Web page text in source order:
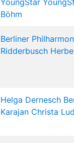
YoungStar
Böhm
Berliner
Ridderbusch
Helga Dernesch
Karajan Christa